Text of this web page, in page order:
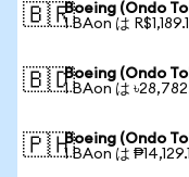
🇧🇷Boeing (Ondo
1 BAon は
🇧🇩Boeing (Ondo
1 BAon は
🇵🇭Boeing (Ondo
1 BAon は